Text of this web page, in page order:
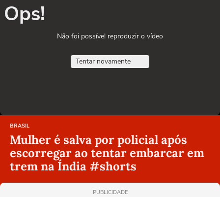
Ops!
Não foi possível reproduzir o vídeo
Tentar novamente
BRASIL
Mulher é salva por policial após
escorregar ao tentar embarcar em
trem na Índia #shorts
PUBLICIDADE